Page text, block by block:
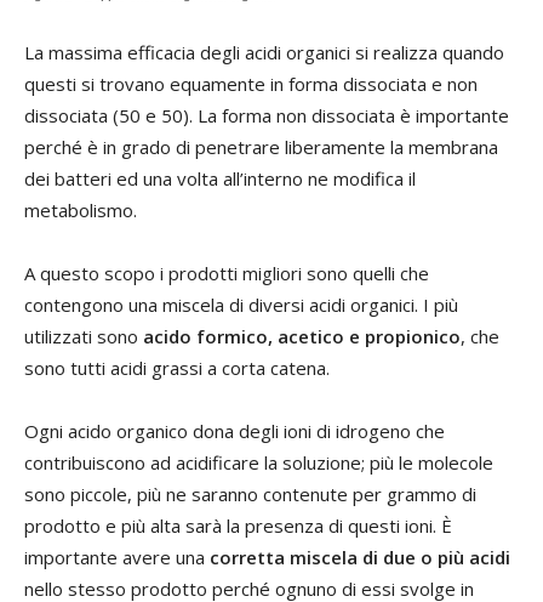
La massima efficacia degli acidi organici si realizza quando
questi si trovano equamente in forma dissociata e non
dissociata (50 e 50). La forma non dissociata è importante
perché è in grado di penetrare liberamente la membrana
dei batteri ed una volta all’interno ne modifica il
metabolismo.
A questo scopo i prodotti migliori sono quelli che
contengono una miscela di diversi acidi organici. I più
utilizzati sono acido formico, acetico e propionico, che
sono tutti acidi grassi a corta catena.
Ogni acido organico dona degli ioni di idrogeno che
contribuiscono ad acidificare la soluzione; più le molecole
sono piccole, più ne saranno contenute per grammo di
prodotto e più alta sarà la presenza di questi ioni. È
importante avere una corretta miscela di due o più acidi
nello stesso prodotto perché ognuno di essi svolge in